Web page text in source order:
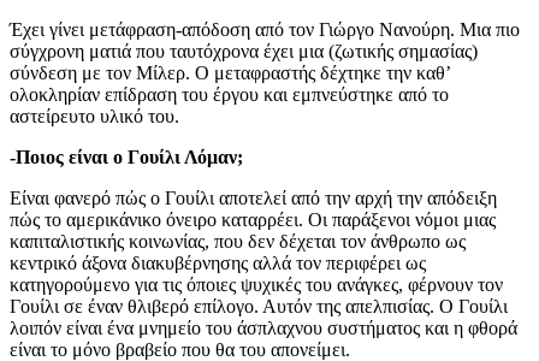
Έχει γίνει μετάφραση-απόδοση από τον Γιώργο Νανούρη. Μια πιο
σύγχρονη ματιά που ταυτόχρονα έχει μια (ζωτικής σημασίας)
σύνδεση με τον Μίλερ. Ο μεταφραστής δέχτηκε την καθ’
ολοκληρίαν επίδραση του έργου και εμπνεύστηκε από το
αστείρευτο υλικό του.
-Ποιος είναι ο Γουίλι Λόμαν;
Είναι φανερό πώς ο Γουίλι αποτελεί από την αρχή την απόδειξη
πώς το αμερικάνικο όνειρο καταρρέει. Οι παράξενοι νόμοι μιας
καπιταλιστικής κοινωνίας, που δεν δέχεται τον άνθρωπο ως
κεντρικό άξονα διακυβέρνησης αλλά τον περιφέρει ως
κατηγορούμενο για τις όποιες ψυχικές του ανάγκες, φέρνουν τον
Γουίλι σε έναν θλιβερό επίλογο. Αυτόν της απελπισίας. Ο Γουίλι
λοιπόν είναι ένα μνημείο του άσπλαχνου συστήματος και η φθορά
είναι το μόνο βραβείο που θα του απονείμει.